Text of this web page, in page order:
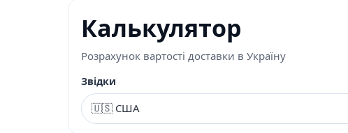
Калькулятор
Розрахунок вартості доставки в Україну
Звідки